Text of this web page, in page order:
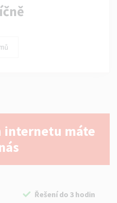
internetu máte
Řešení do 3 hodin